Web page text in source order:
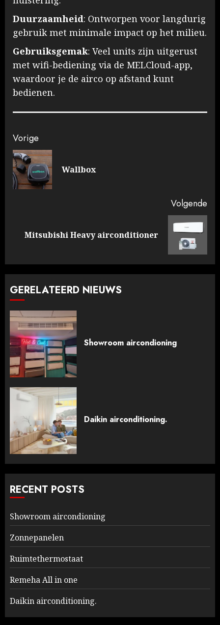
Duurzaamheid: Ontworpen voor langdurig
gebruik met minimale impact op het milieu.
Gebruiksgemak: Veel units zijn uitgerust
met wifi-bediening via de MELCloud-app,
waardoor je de airco op afstand kunt
bedienen. ​
Doorgaan
met
lezen
Vorige
Wallbox
Volgende
Volgende
Mitsubishi Heavy airconditioner
GERELATEERD NIEUWS
Showroom aircondioning
Daikin airconditioning.
RECENT POSTS
Showroom aircondioning
Zonnepanelen
Ruimtethermostaat
Remeha All in one
Daikin airconditioning.